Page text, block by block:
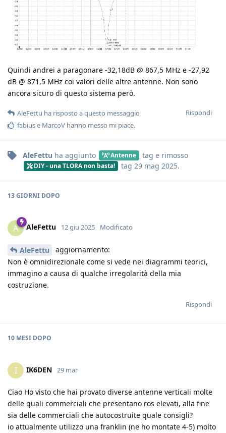
Quindi andrei a paragonare -32,18dB @ 867,5 MHz e -27,92
dB @ 871,5 MHz coi valori delle altre antenne. Non sono
ancora sicuro di questo sistema però.
Rispondi
AleFettu ha risposto a questo messaggio
fabiuse MarcoV hanno messo mi piace.
AleFettu ha aggiunto Antenne tag e rimosso
DIY - una TLORA non basta! tag 29 mag 2025.
13 GIORNI DOPO
A AleFettu 12 giu 2025 Modificato
AleFettu
aggiornamento:
Non è omnidirezionale come si vede nei diagrammi teorici,
immagino a causa di qualche irregolarità della mia
costruzione.
Rispondi
10 MESI DOPO
I IK6DEN 29 mar
Ciao Ho visto che hai provato diverse antenne verticali molte
delle quali commerciali che presentano ros elevati, alla fine
sia delle commerciali che autocostruite quale consigli?
io attualmente utilizzo una franklin (ne ho montate 4-5) molto